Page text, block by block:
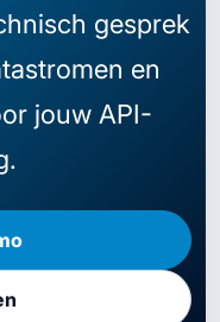
gesprek
en
jouw API-